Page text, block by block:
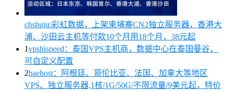
chshuju:彩虹数据，上架柬埔寨CN2独立服务器，香港大
浦、沙田云主机等付款10个月用18个月，38元起
1vpshispeed：泰国VPS主机商，数据中心在泰国曼谷，
可自定义配置
2baehost：阿根廷、哥伦比亚、法国、加拿大等地区
VPS、独立服务器,1核/1G/50G/不限流量/9美元起，特价